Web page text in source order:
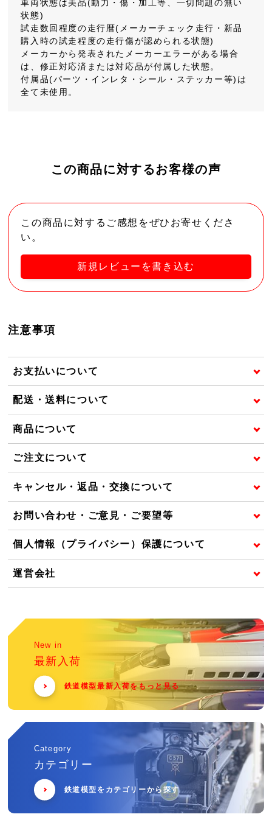
車両状態は美品(動力・傷・加工等、一切問題の無い
状態)
試走数回程度の走行暦(メーカーチェック走行・新品
購入時の試走程度の走行傷が認められる状態)
メーカーから発表されたメーカーエラーがある場合
は、修正対応済または対応品が付属した状態。
付属品(パーツ・インレタ・シール・ステッカー等)は
全て未使用。
この商品に対するお客様の声
この商品に対するご感想をぜひお寄せくださ
い。
新規レビューを書き込む
注意事項
お支払いについて
配送・送料について
商品について
ご注文について
キャンセル・返品・交換について
お問い合わせ・ご意見・ご要望等
個人情報（プライバシー）保護について
運営会社
New in
最新入荷
鉄道模型最新入荷をもっと見る
Category
カテゴリー
鉄道模型をカテゴリーから探す